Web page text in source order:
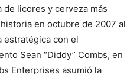
de licores y cerveza más
en octubre de 2007 al
estratégica con el
Sean “Diddy” Combs, en
Enterprises asumió la